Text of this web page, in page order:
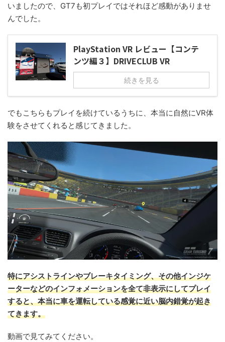
いましたので、GT7も初プレイではそれほど感動がありませ
んでした。
PlayStation VR レビュー【コンテ
ンツ編３】DRIVECLUB VR
続きを見る
でもこちらもプレイを続けているうちに、本当に自然にVR体
験をさせてくれると感じてきました。
特にアシストラインやブレーキタイミング、その他インジケ
ーターなどのインフォメーションを全て非表示にしてプレイ
すると、本当に車を運転している感覚に近い脳内錯覚が起き
てきます。
動画で見てみてください。